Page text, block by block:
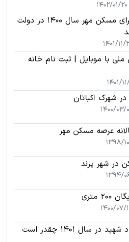
مقدار واریزی برای مسکن مهر سال 1400 در دولت
با موبایل | ثبت نام خانه
شهرک اکباتان
عرصه مسکن مهر
در شهر پرند
متری
وام مسکن بنیاد شهید در سال 1401 چقدر است